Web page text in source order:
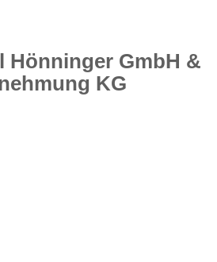
Hönninger GmbH &
KG